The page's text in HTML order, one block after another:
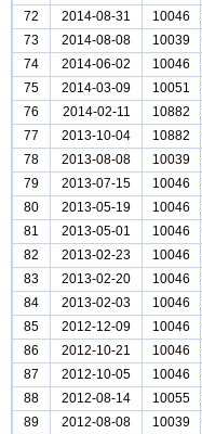
72
2014-08-31 10046
73
2014-08-08 10039
74
2014-06-02 10046
75
2014-03-09 10051
76
2014-02-11 10882
77
2013-10-04 10882
78
2013-08-08 10039
79
2013-07-15 10046
80
2013-05-19 10046
81
2013-05-01 10046
82
2013-02-23 10046
83
2013-02-20 10046
84
2013-02-03 10046
85
2012-12-09 10046
86
2012-10-21 10046
87
2012-10-05 10046
88
2012-08-14 10055
89
2012-08-08 10039